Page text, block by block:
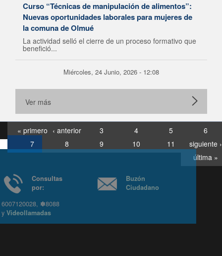
Curso “Técnicas de manipulación de alimentos”:
Nuevas oportunidades laborales para mujeres de
la comuna de Olmué
La actividad selló el cierre de un proceso formativo que
benefició...
Miércoles, 24 Junio, 2026 - 12:08
Ver más
« primero ‹ anterior 3 4 5
6
7
8 9 10 11
siguiente ›
última »
Consultas
6007120028, ✽8088
yVideollamadas
Ciudadano